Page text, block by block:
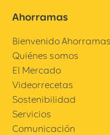
Ahorramas
Bienvenido Ahorramas
Quiénes somos
El Mercado
Videorrecetas
Sostenibilidad
Servicios
Comunicación